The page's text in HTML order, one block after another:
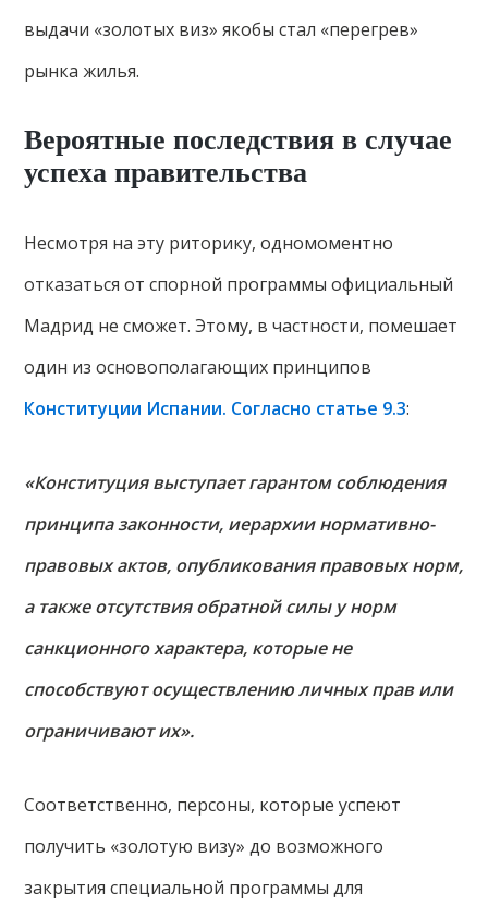
выдачи «золотых виз» якобы стал «перегрев»
рынка жилья.
Вероятные последствия в случае
успеха правительства
Несмотря на эту риторику, одномоментно
отказаться от спорной программы официальный
Мадрид не сможет. Этому, в частности, помешает
один из основополагающих принципов
Конституции Испании. Согласно статье 9.3:
«Конституция выступает гарантом соблюдения
принципа законности, иерархии нормативно-
правовых актов, опубликования правовых норм,
а также отсутствия обратной силы у норм
санкционного характера, которые не
способствуют осуществлению личных прав или
ограничивают их».
Соответственно, персоны, которые успеют
получить «золотую визу» до возможного
закрытия специальной программы для